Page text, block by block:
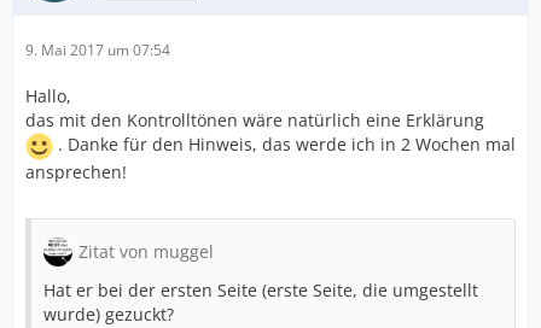
9. Mai 2017 um 07:54
Hallo,
das mit den Kontrolltönen wäre natürlich eine Erklärung
. Danke für den Hinweis, das werde ich in 2 Wochen mal
ansprechen!
Zitat von muggel
Hat er bei der ersten Seite (erste Seite, die umgestellt
wurde) gezuckt?